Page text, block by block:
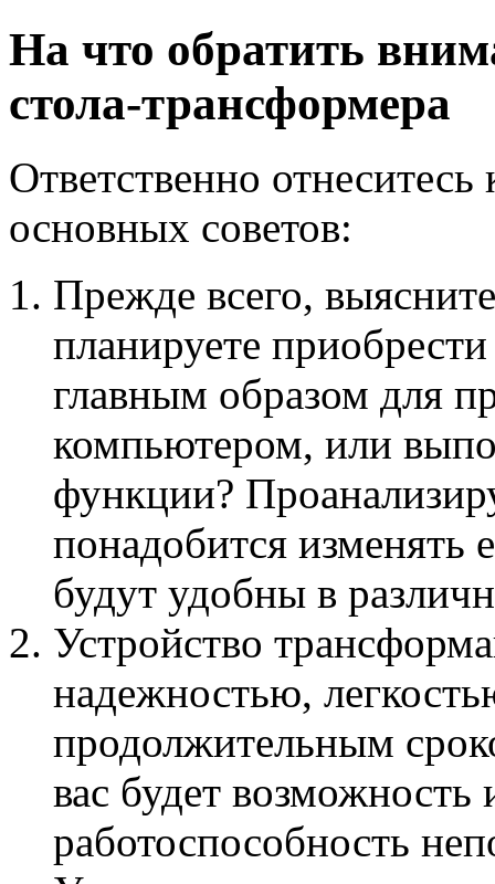
На что обратить
стола-трансформера
Ответственно
основных советов:
Прежде всего,
планируете
главным образом для
компьютером, или
функции?
понадобится изменять
будут удобны в
Устройство
надежностью,
продолжительным
вас будет возможность
работоспособность